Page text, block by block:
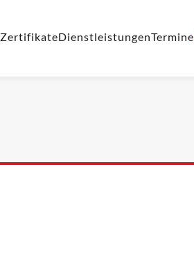
ZertifikateDienstleistungenTermine